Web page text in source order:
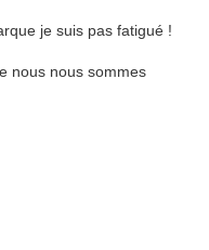
je suis pas fatigué !
nous nous sommes